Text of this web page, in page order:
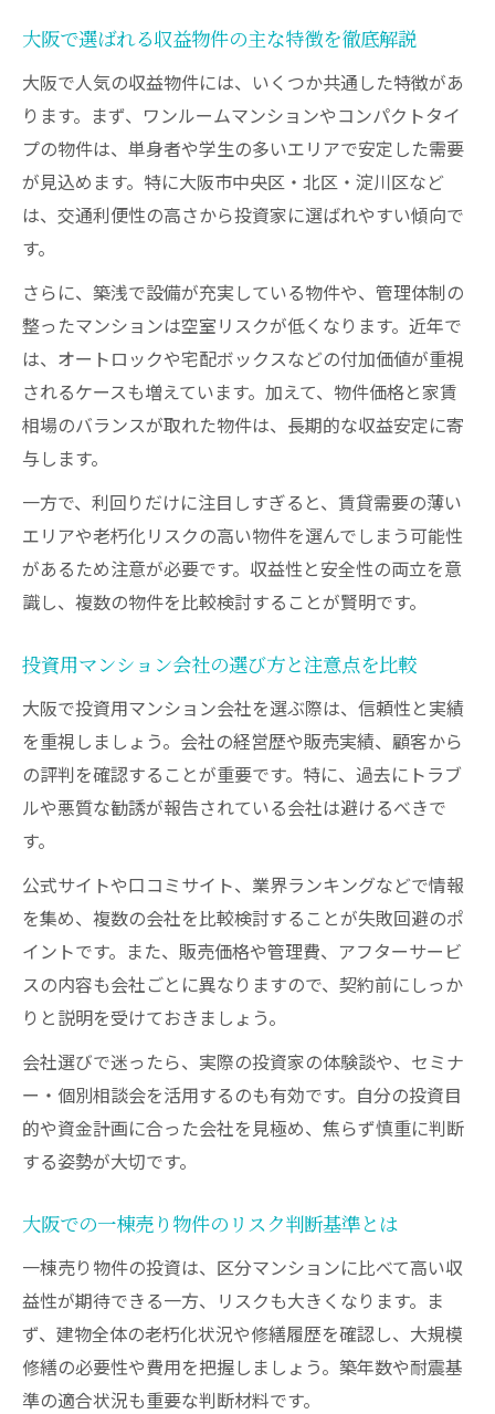
大阪で選ばれる収益物件の主な特徴を徹底解説
大阪で人気の収益物件には、いくつか共通した特徴があ
ります。まず、ワンルームマンションやコンパクトタイ
プの物件は、単身者や学生の多いエリアで安定した需要
が見込めます。特に大阪市中央区・北区・淀川区など
は、交通利便性の高さから投資家に選ばれやすい傾向で
す。
さらに、築浅で設備が充実している物件や、管理体制の
整ったマンションは空室リスクが低くなります。近年で
は、オートロックや宅配ボックスなどの付加価値が重視
されるケースも増えています。加えて、物件価格と家賃
相場のバランスが取れた物件は、長期的な収益安定に寄
与します。
一方で、利回りだけに注目しすぎると、賃貸需要の薄い
エリアや老朽化リスクの高い物件を選んでしまう可能性
があるため注意が必要です。収益性と安全性の両立を意
識し、複数の物件を比較検討することが賢明です。
投資用マンション会社の選び方と注意点を比較
大阪で投資用マンション会社を選ぶ際は、信頼性と実績
を重視しましょう。会社の経営歴や販売実績、顧客から
の評判を確認することが重要です。特に、過去にトラブ
ルや悪質な勧誘が報告されている会社は避けるべきで
す。
公式サイトや口コミサイト、業界ランキングなどで情報
を集め、複数の会社を比較検討することが失敗回避のポ
イントです。また、販売価格や管理費、アフターサービ
スの内容も会社ごとに異なりますので、契約前にしっか
りと説明を受けておきましょう。
会社選びで迷ったら、実際の投資家の体験談や、セミナ
ー・個別相談会を活用するのも有効です。自分の投資目
的や資金計画に合った会社を見極め、焦らず慎重に判断
する姿勢が大切です。
大阪での一棟売り物件のリスク判断基準とは
一棟売り物件の投資は、区分マンションに比べて高い収
益性が期待できる一方、リスクも大きくなります。ま
ず、建物全体の老朽化状況や修繕履歴を確認し、大規模
修繕の必要性や費用を把握しましょう。築年数や耐震基
準の適合状況も重要な判断材料です。